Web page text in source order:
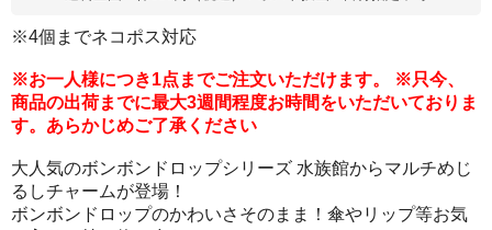
※4個までネコポス対応
※お一人様につき1点までご注文いただけます。 ※只今、
商品の出荷までに最大3週間程度お時間をいただいておりま
す。あらかじめご了承ください
大人気のボンボンドロップシリーズ 水族館からマルチめじ
るしチャームが登場！
ボンボンドロップのかわいさそのまま！傘やリップ等お気